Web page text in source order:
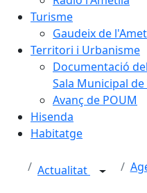
Turisme
Gaudeix de
Territori i Urbanisme
Documentació
Sala Municipal
Avanç de POUM
Hisenda
Habitatge
Actualitat